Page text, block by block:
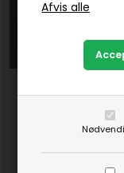
Classic Lille orange
225,00DKK